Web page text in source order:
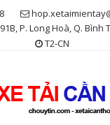
P. Long Hoà, Q. Bình
T2-CN